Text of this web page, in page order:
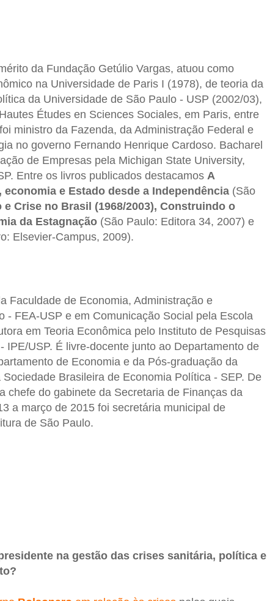
da Fundação Getúlio Vargas, atuou como
na Universidade de Paris I (1978), de teoria da
da Universidade de São Paulo - USP (2002/03),
Études en Sciences Sociales, em Paris, entre
ministro da Fazenda, da Administração Federal e
no governo Fernando Henrique Cardoso. Bacharel
de Empresas pela Michigan State University,
Entre os livros publicados destacamos A
e Estado desde a Independência(São
e Crise no Brasil (1968/2003), Construindo o
da Estagnação(São Paulo: Editora 34, 2007) e
Elsevier-Campus, 2009).
Faculdade de Economia, Administração e
- FEA-USP e em Comunicação Social pela Escola
em Teoria Econômica pelo Instituto de Pesquisas
USP. É livre-docente junto ao Departamento de
de Economia e da Pós-graduação da
Brasileira de Economia Política - SEP. De
chefe do gabinete da Secretaria de Finanças da
a março de 2015 foi secretária municipal de
de São Paulo.
na gestão das crises sanitária, política e